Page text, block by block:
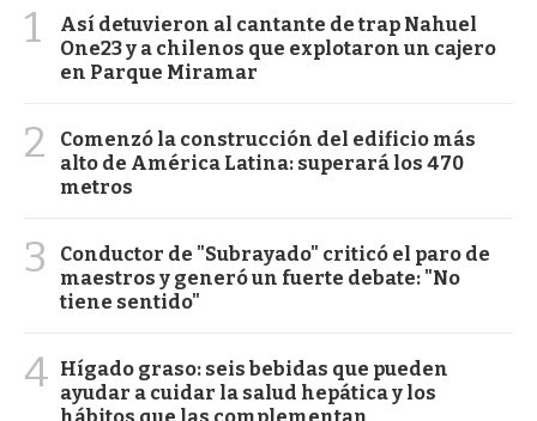
1
Así detuvieron al cantante de trap Nahuel
One23 y a chilenos que explotaron un cajero
en Parque Miramar
2
Comenzó la construcción del edificio más
alto de América Latina: superará los 470
metros
3
Conductor de "Subrayado" criticó el paro de
maestros y generó un fuerte debate: "No
tiene sentido"
4 Hígado graso: seis bebidas que pueden
ayudar a cuidar la salud hepática y los